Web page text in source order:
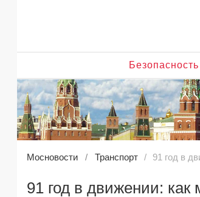
Безопасность
Мосновости Транспорт 91 год в
91 год в движении: как